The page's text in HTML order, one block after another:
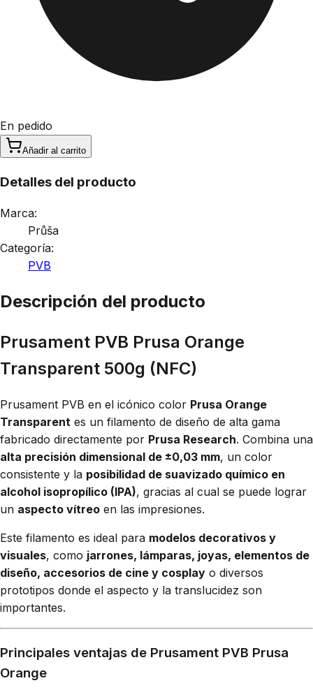
En pedido
Añadir al carrito
Detalles del producto
Marca:
Průša
Categoría:
PVB
Descripción del producto
Prusament PVB Prusa Orange
Transparent 500g (NFC)
Prusament PVB en el icónico color Prusa Orange
Transparent es un filamento de diseño de alta gama
fabricado directamente por Prusa Research. Combina una
alta precisión dimensional de ±0,03 mm, un color
consistente y la posibilidad de suavizado químico en
alcohol isopropílico (IPA), gracias al cual se puede lograr
un aspecto vítreo en las impresiones.
Este filamento es ideal para modelos decorativos y
visuales, como jarrones, lámparas, joyas, elementos de
diseño, accesorios de cine y cosplay o diversos
prototipos donde el aspecto y la translucidez son
importantes.
Principales ventajas de Prusament PVB Prusa
Orange